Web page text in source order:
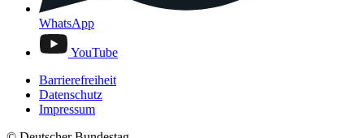
WhatsApp
YouTube
Barrierefreiheit
Datenschutz
Impressum